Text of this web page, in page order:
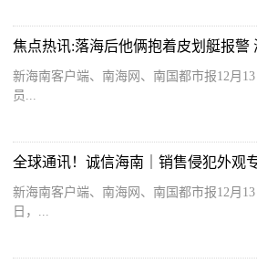
新海南客户端、南海网、南国都市报12月
员...
新海南客户端、南海网、南国都市报12月
日，...